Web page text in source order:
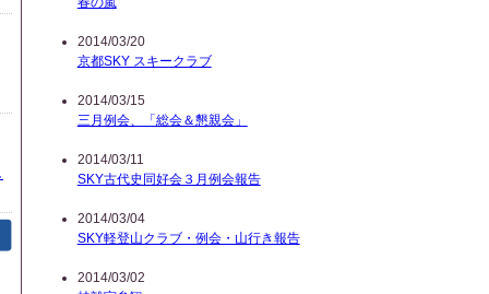
2014/03/20
京都SKY スキークラブ
2014/03/15
三月例会、「総会＆懇親会」
2014/03/11
SKY古代史同好会３月例会報告
2014/03/04
SKY軽登山クラブ・例会・山行き報告
2014/03/02